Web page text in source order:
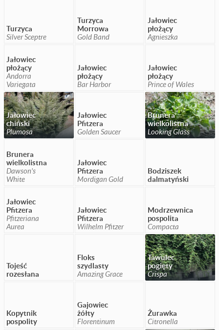
Turzyca
Silver Sceptre
Turzyca
Morrowa
Gold Band
Jałowiec
płożący
Agnieszka
Jałowiec
płożący
Andorra
Variegata
Jałowiec
płożący
Bar Harbor
Jałowiec
płożący
Prince of Wales
Jałowiec
chiński
Plumosa
Jałowiec
Pfitzera
Golden Saucer
Brunera
wielkolistna
Looking Glass
Brunera
wielkolistna
Dawson's
White
Jałowiec
Pfitzera
Mordigan Gold
Bodziszek
dalmatyński
Jałowiec
Pfitzera
Pfitzeriana
Aurea
Jałowiec
Pfitzera
Wilhelm Pfitzer
Modrzewnica
pospolita
Compacta
Tojeść
rozesłana
Floks
szydlasty
Amazing Grace
Tawulec
pogięty
Crispa
Kopytnik
pospolity
Gajowiec
żółty
Florentinum
Żurawka
Citronella